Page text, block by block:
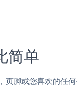
简单
脚或您喜欢的任何